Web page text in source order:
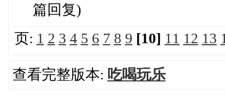
篇回复)
页: 1 2 3 4 5 6 7 8 9 [10] 11 12 13
查看完整版本: 吃喝玩乐